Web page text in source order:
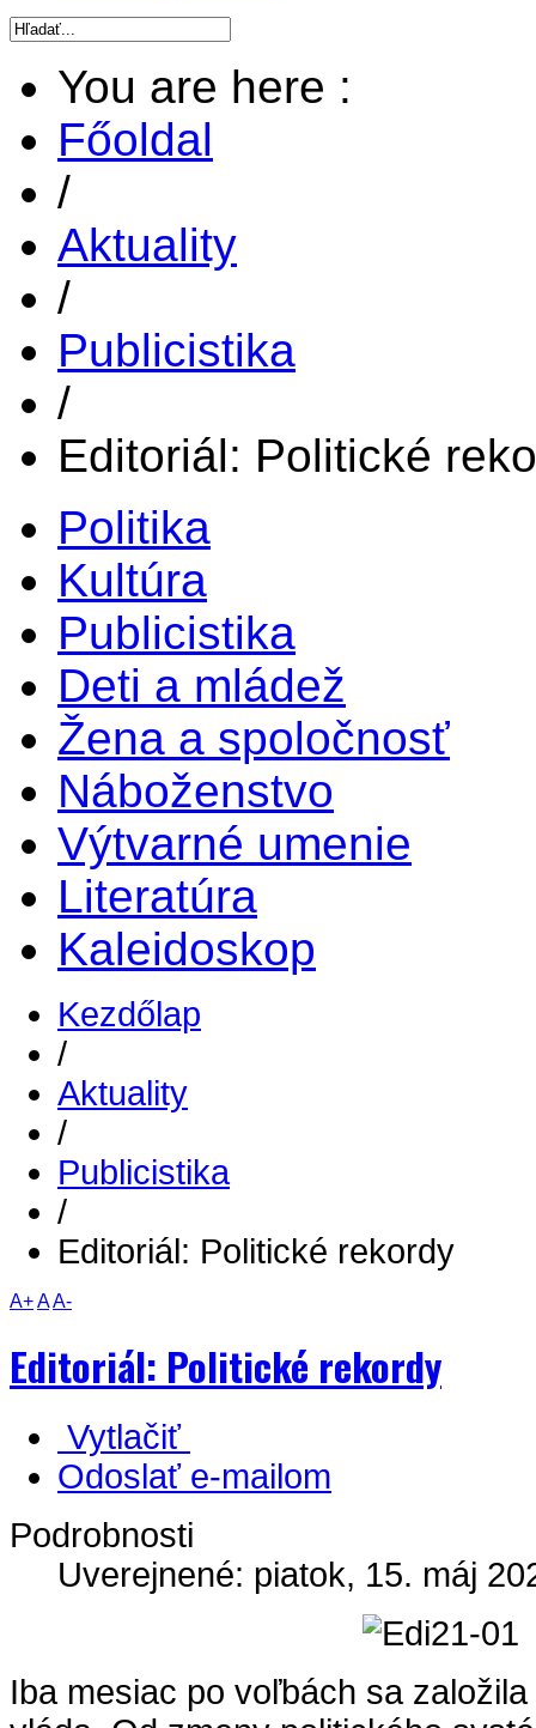
You are here :
Főoldal
/
Aktuality
/
Publicistika
/
Editoriál: Politické
Politika
Kultúra
Publicistika
Deti a mládež
Žena a spoločnosť
Náboženstvo
Výtvarné umenie
Literatúra
Kaleidoskop
Kezdőlap
/
Aktuality
/
Publicistika
/
Editoriál: Politické rekordy
A+AA-
Editoriál: Politické rekordy
Vytlačiť
Odoslať e-mailom
Podrobnosti
Uverejnené: piatok, 15. máj
Iba mesiac po voľbách sa